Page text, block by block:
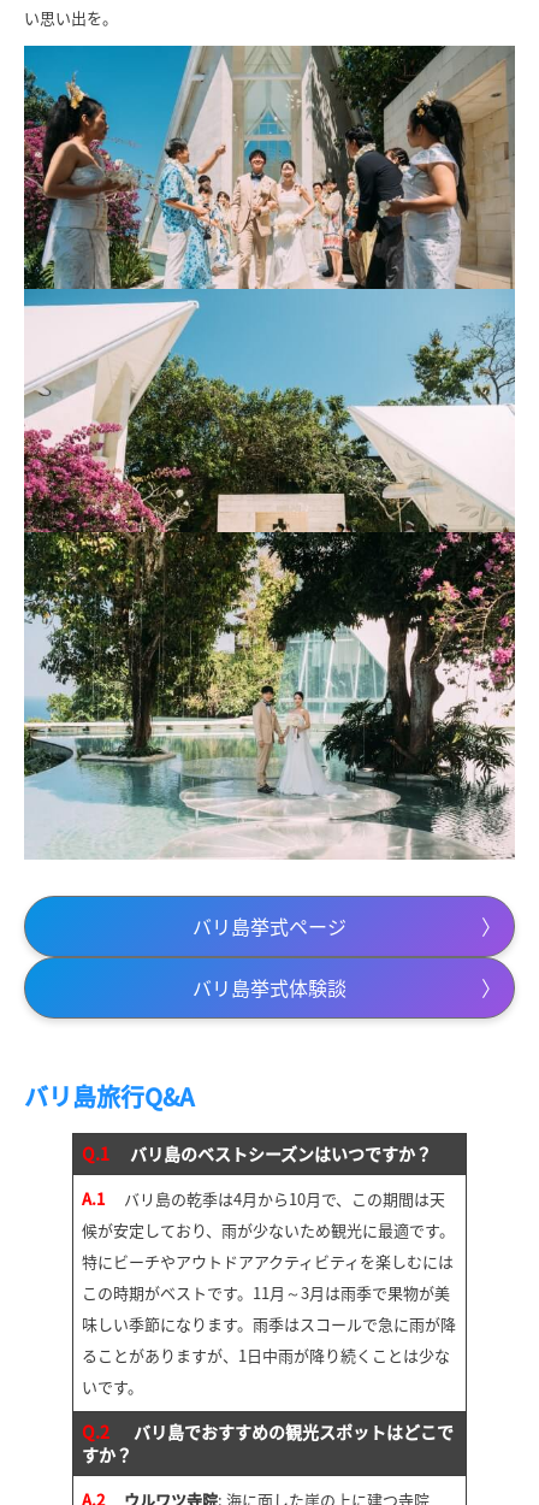
い思い出を。
バリ島挙式ページ
バリ島挙式体験談
バリ島旅行Q&A
Q.1 バリ島のベストシーズンはいつですか？
A.1バリ島の乾季は4月から10月で、この期間は天
候が安定しており、雨が少ないため観光に最適です。
特にビーチやアウトドアアクティビティを楽しむには
この時期がベストです。11月～3月は雨季で果物が美
味しい季節になります。雨季はスコールで急に雨が降
ることがありますが、1日中雨が降り続くことは少な
いです。
Q.2
バリ島でおすすめの観光スポットはどこで
すか？
A.2 ウルワツ寺院: 海に面した崖の上に建つ寺院